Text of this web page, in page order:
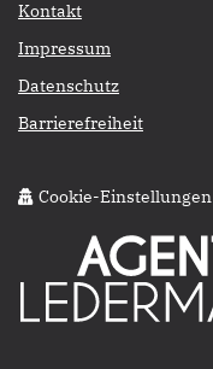
Kontakt
Impressum
Datenschutz
Barrierefreiheit
Cookie-Einstellungen